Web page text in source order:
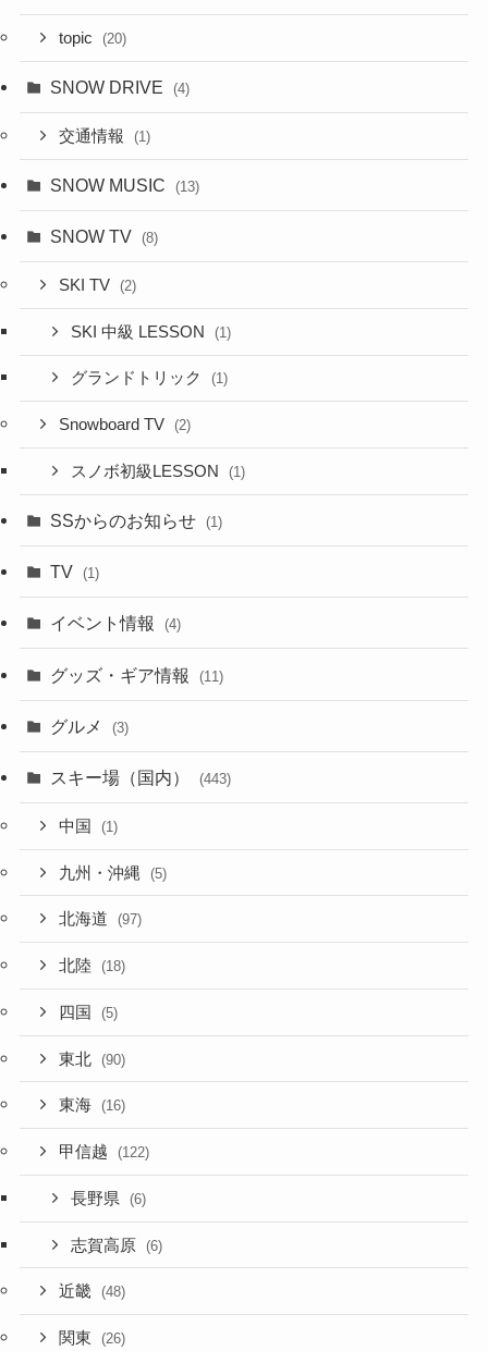
topic (20)
SNOW DRIVE (4)
交通情報 (1)
SNOW MUSIC (13)
SNOW TV (8)
SKI TV (2)
SKI 中級 LESSON (1)
グランドトリック (1)
Snowboard TV (2)
スノボ初級LESSON (1)
SSからのお知らせ (1)
TV (1)
イベント情報 (4)
グッズ・ギア情報 (11)
グルメ (3)
スキー場（国内） (443)
中国 (1)
九州・沖縄 (5)
北海道 (97)
北陸 (18)
四国 (5)
東北 (90)
東海 (16)
甲信越 (122)
長野県 (6)
志賀高原 (6)
近畿 (48)
関東 (26)